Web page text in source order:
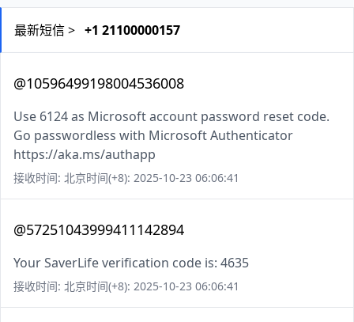
最新短信 > +1 21100000157
@10596499198004536008
Use 6124 as Microsoft account password reset code.
Go passwordless with Microsoft Authenticator
https://aka.ms/authapp
接收时间: 北京时间(+8): 2025-10-23 06:06:41
@57251043999411142894
Your SaverLife verification code is: 4635
接收时间: 北京时间(+8): 2025-10-23 06:06:41